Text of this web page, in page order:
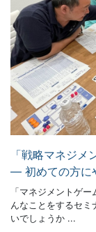
「戦略マネジ
― 初めての方に
「マネジメントゲ
んなことをするセ
いでしょうか ...